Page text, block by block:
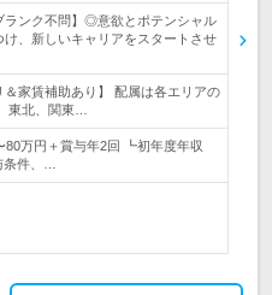
ランク不問】◎意欲とポテンシャル
、新しいキャリアをスタートさせ
＆家賃補助あり】 配属は各エリアの
東北、関東…
80万円＋賞与年2回 ┗初年度年収
件、…